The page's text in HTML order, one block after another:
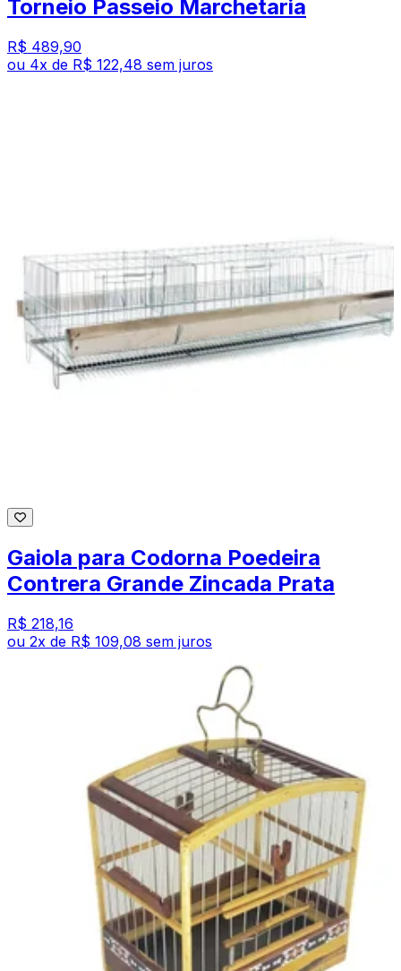
Torneio Passeio Marchetaria
R$ 489,90
ou 4x de R$ 122,48 sem juros
Gaiola para Codorna Poedeira
Contrera Grande Zincada Prata
R$ 218,16
ou 2x de R$ 109,08 sem juros